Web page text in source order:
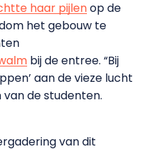
haar pijlenop de
het gebouw te
bij de entree. “Bij
aan de vieze lucht
van de studenten.
van dit